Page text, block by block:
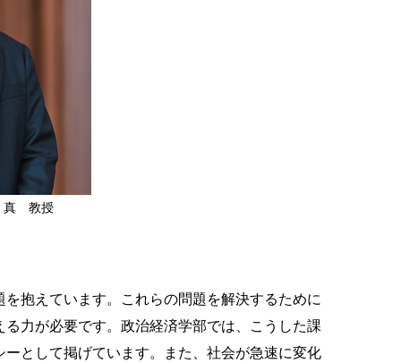
真 教授
抱えています。これらの問題を解決するために
力が必要です。政治経済学部では、こうした課
として掲げています。また、社会が急速に変化